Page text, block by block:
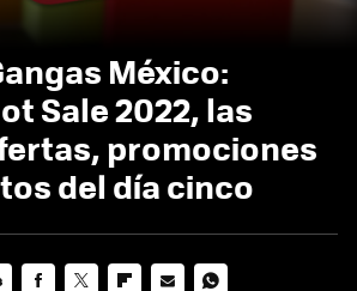
México:
Sale 2022, las
promociones
del día cinco